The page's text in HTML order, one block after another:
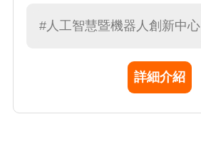
#人工智慧暨機器人創新中心
詳細介紹